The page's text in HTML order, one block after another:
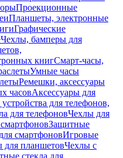
Проекционные
Планшеты, электронные
Графические
Чехлы, бамперы для
книгСмарт-часы,
Умные часы
Ремешки, аксессуары
часовАксессуары для
для телефонов,
для телефоновЧехлы для
Защитные
смартфоновИгровые
для планшетовЧехлы с
стекла для